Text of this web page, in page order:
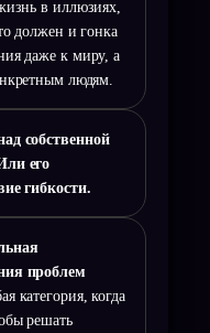
в иллюзиях,
должен и гонка
даже к миру, а
людям.
собственной
его
гибкости.
проблем
категория, когда
решать